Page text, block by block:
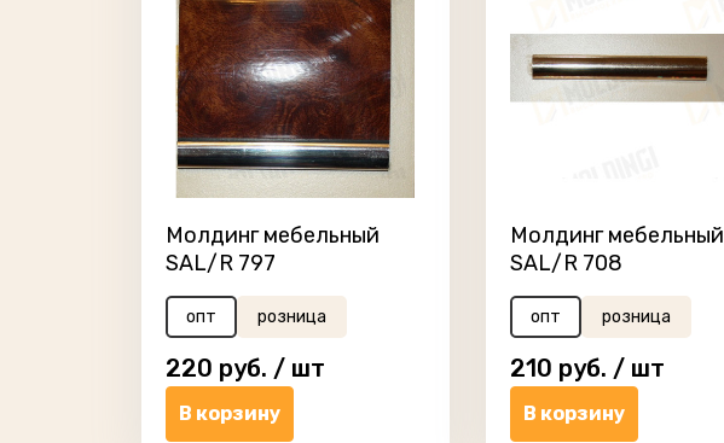
Молдинг мебельный
SAL/R 797
опт розница
220 руб. / шт
В корзину
Молдинг мебельный
SAL/R 708
опт розница
210 руб. / шт
В корзину